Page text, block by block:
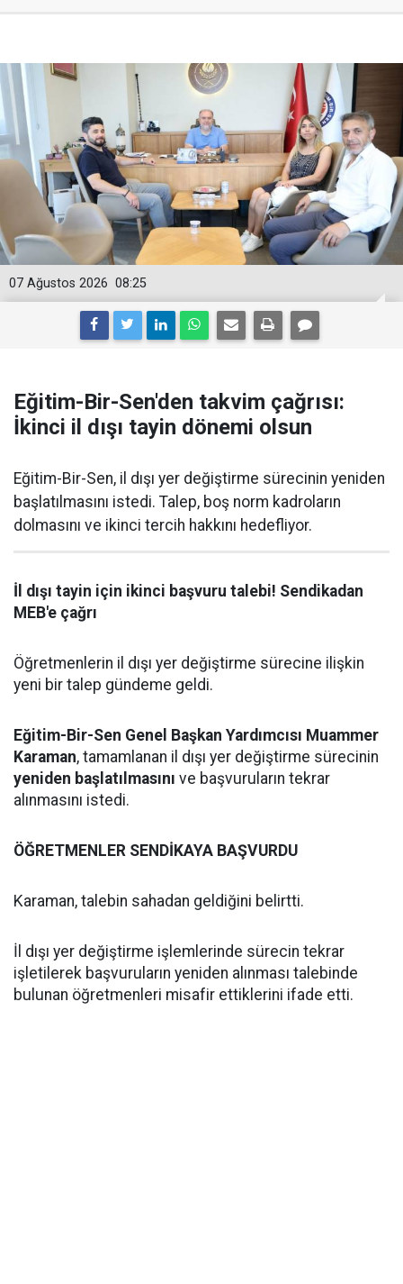
08:25
07 Ağustos 2026
Eğitim-Bir-Sen'den takvim çağrısı:
İkinci il dışı tayin dönemi olsun
Eğitim-Bir-Sen, il dışı yer değiştirme sürecinin yeniden
başlatılmasını istedi. Talep, boş norm kadroların
dolmasını ve ikinci tercih hakkını hedefliyor.
İl dışı tayin için ikinci başvuru talebi! Sendikadan
MEB'e çağrı
Öğretmenlerin il dışı yer değiştirme sürecine ilişkin
yeni bir talep gündeme geldi.
Eğitim-Bir-Sen Genel Başkan Yardımcısı Muammer
Karaman, tamamlanan il dışı yer değiştirme sürecinin
yeniden başlatılmasını ve başvuruların tekrar
alınmasını istedi.
ÖĞRETMENLER SENDİKAYA BAŞVURDU
Karaman, talebin sahadan geldiğini belirtti.
İl dışı yer değiştirme işlemlerinde sürecin tekrar
işletilerek başvuruların yeniden alınması talebinde
bulunan öğretmenleri misafir ettiklerini ifade etti.